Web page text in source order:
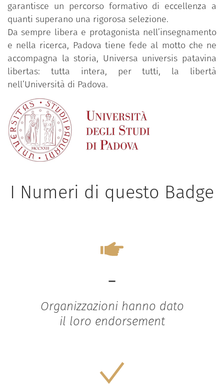
garantisce un percorso formativo di eccellenza a
quanti superano una rigorosa selezione.
Da sempre libera e protagonista nell’insegnamento
e nella ricerca, Padova tiene fede al motto che ne
accompagna la storia, Universa universis patavina
libertas: tutta intera, per tutti, la libertà
nell’Università di Padova.
I Numeri di questo Badge
-
Organizzazioni hanno dato
il loro endorsement